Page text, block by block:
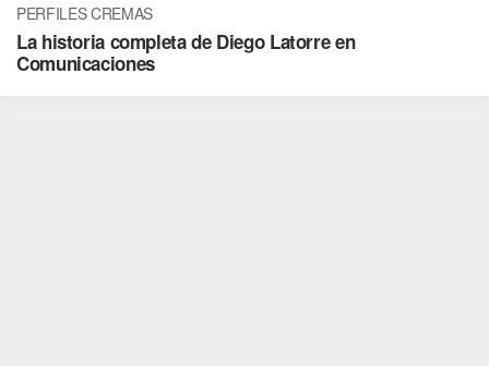
PERFILES CREMAS
La historia completa de Diego Latorre en
Comunicaciones